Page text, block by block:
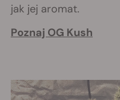
jak jej aromat.
Poznaj OG Kush